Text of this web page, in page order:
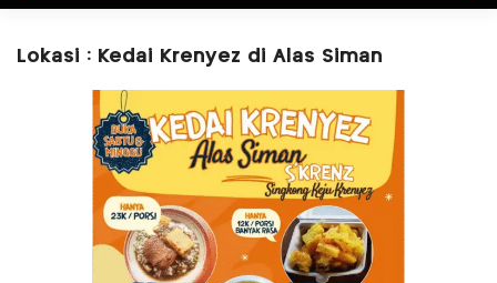
Lokasi : Kedai Krenyez di Alas Siman